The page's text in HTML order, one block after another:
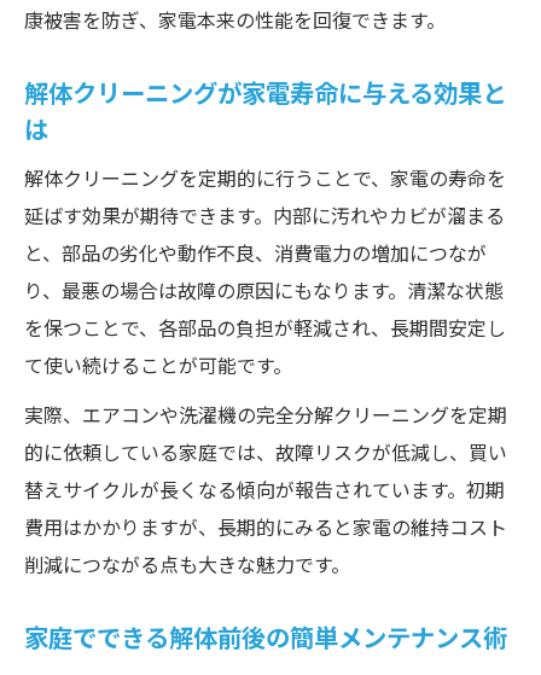
ツ
エアコンや洗濯機の解体費用を賢く理解する
相場
解体クリーニング費用を抑えるためのポイ
ント
業者選びで失敗しない解体掃除料金の見極
め方
解体クリーニング費用と効果のバランスを
考える
追加費用が発生しやすい解体作業の注意点
快適な暮らしへ導く解体クリーニング実践術
解体クリーニングで快適な生活環境を実現
する方法
解体掃除で日常の健康リスクを減らす取り
康被害を防ぎ、家電本来の性能を回復できます。
解体クリーニングが家電寿命に与える効果と
は
解体クリーニングを定期的に行うことで、家電の寿命を
延ばす効果が期待できます。内部に汚れやカビが溜まる
と、部品の劣化や動作不良、消費電力の増加につなが
り、最悪の場合は故障の原因にもなります。清潔な状態
を保つことで、各部品の負担が軽減され、長期間安定し
て使い続けることが可能です。
実際、エアコンや洗濯機の完全分解クリーニングを定期
的に依頼している家庭では、故障リスクが低減し、買い
替えサイクルが長くなる傾向が報告されています。初期
費用はかかりますが、長期的にみると家電の維持コスト
削減につながる点も大きな魅力です。
家庭でできる解体前後の簡単メンテナンス術